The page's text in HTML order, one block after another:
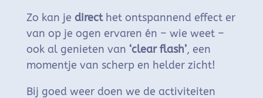
Zo kan je directhet ontspannend effect er
van op je ogen ervaren én – wie weet –
ook al genieten van ‘clear flash’, een
momentje van scherp en helder zicht!
Bij goed weer doen we de activiteiten